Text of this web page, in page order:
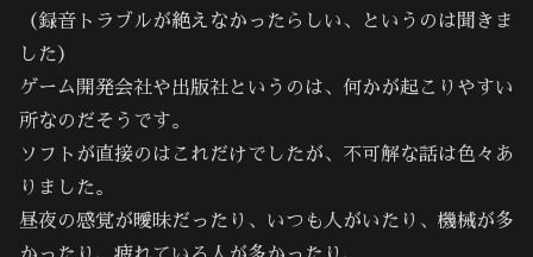
（録音トラブルが絶えなかったらしい、というのは聞きま
した）
ゲーム開発会社や出版社というのは、何かが起こりやすい
所なのだそうです。
ソフトが直接のはこれだけでしたが、不可解な話は色々あ
りました。
昼夜の感覚が曖昧だったり、いつも人がいたり、機械が多